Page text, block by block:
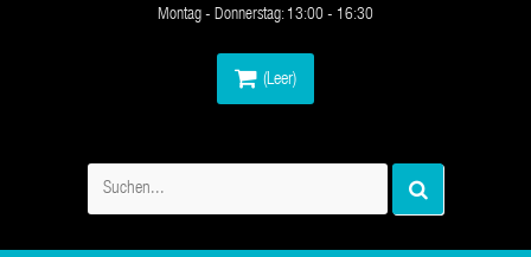
(Leer)
Montag - Donnerstag: 13:00 - 16:30